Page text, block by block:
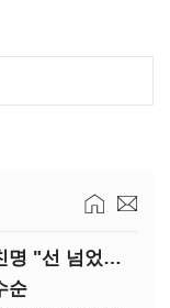
대통령 엮은 '신천지 사진조작'…친명 "선 넘었다" 격앙
순